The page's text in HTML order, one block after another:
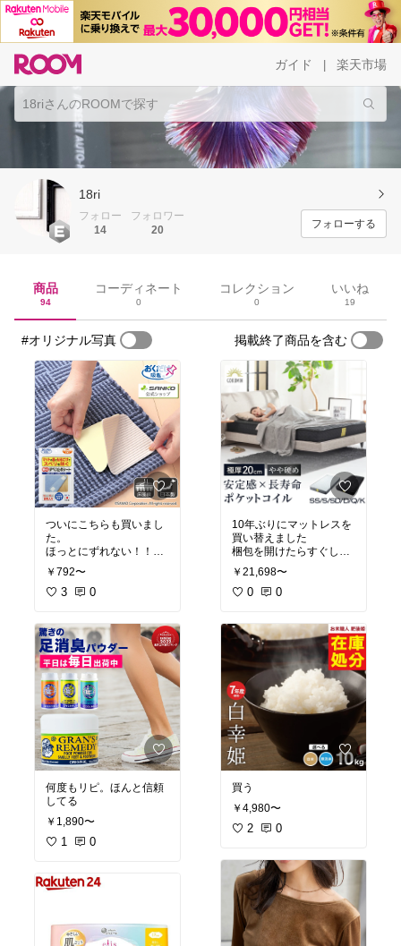
ガイド 楽天市場
18ri
フォロー
14
フォロワー
20
フォローする
商品
94
コーディネート
0
コレクション
0
いいね
19
#オリジナル写真 掲載終了商品を含む
ついにこちらも買いまし
た。
ほっとにずれない！！
リビングのラグだけじゃ
なく、寝室のヘッドボー
ドの脚や、キッチンのフ
た #ナチュラルインテリ
ア #模様替え #ベッドル
ーム
￥792〜
3 0
何度もリピ。ほんと信頼
してる
￥1,890〜
1 0
10年ぶりにマットレスを
買い替えました
梱包を開けたらすぐしっ
かり広がり、すぐに使え
る状態になりました。
これまで使っていたもの
いか不安でしたが、数日
寝てみてもそのようなこ
とはありませんでした。
コイルの軋む音もなく、
横向き寝でも肩が痛くな
らず快適です。耐久性に
も期待
￥21,698〜
0 0
買う
￥4,980〜
2 0